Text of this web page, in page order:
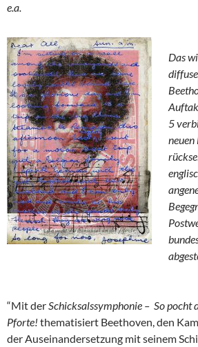
e.a.
Das
5
“Mit derSchicksalssymphonie – So pocht
Pforte! thematisiert Beethoven, den
der Auseinandersetzung mit seinem